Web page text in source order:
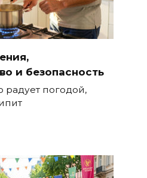
и безопасность
радует погодой,